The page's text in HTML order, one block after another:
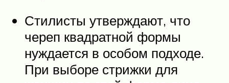
Стилисты утверждают, что
череп квадратной формы
нуждается в особом подходе.
При выборе стрижки для